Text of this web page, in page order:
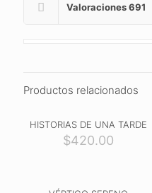
Valoraciones691
Productos relacionados
HISTORIAS DE UNA TARDE
$420.00